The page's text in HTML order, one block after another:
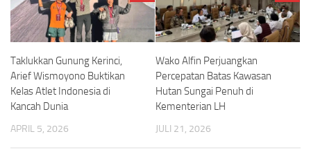
Taklukkan Gunung Kerinci,
Arief Wismoyono Buktikan
Kelas Atlet Indonesia di
Kancah Dunia
APRIL 5, 2026
Wako Alfin Perjuangkan
Percepatan Batas Kawasan
Hutan Sungai Penuh di
Kementerian LH
JULI 21, 2026